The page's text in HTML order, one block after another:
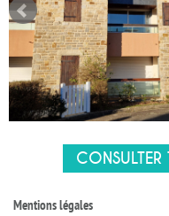
CONSULTER
Mentions légales